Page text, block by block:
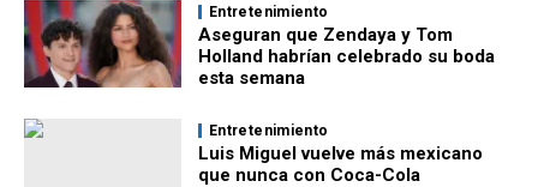
Entretenimiento
Aseguran que Zendaya y Tom
Holland habrían celebrado su boda
esta semana
Entretenimiento
Luis Miguel vuelve más mexicano
que nunca con Coca-Cola